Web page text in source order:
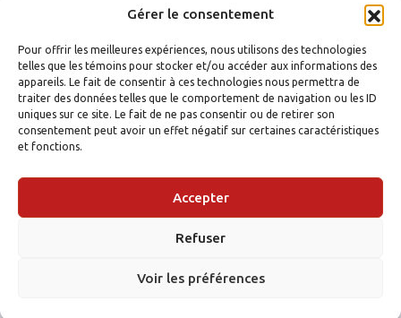
Gérer le consentement
Pour offrir les meilleures expériences, nous utilisons des technologies
telles que les témoins pour stocker et/ou accéder aux informations des
appareils. Le fait de consentir à ces technologies nous permettra de
traiter des données telles que le comportement de navigation ou les ID
uniques sur ce site. Le fait de ne pas consentir ou de retirer son
consentement peut avoir un effet négatif sur certaines caractéristiques
et fonctions.
Accepter
Refuser
Voir les préférences
Drummondville Drummondville
9 juillet 2026 23 h 10 MR
Drummondville
Lynxs
Drummondville
Les